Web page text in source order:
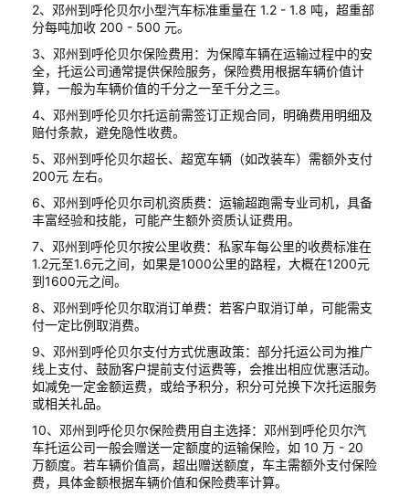
2、邓州到呼伦贝尔小型汽车标准重量在 1.2 - 1.8 吨，超重部
分每吨加收 200 - 500 元。
3、邓州到呼伦贝尔保险费用：为保障车辆在运输过程中的安
全，托运公司通常提供保险服务，保险费用根据车辆价值计
算，一般为车辆价值的千分之一至千分之三。
4、邓州到呼伦贝尔托运前需签订正规合同，明确费用明细及
赔付条款，避免隐性收费。
5、邓州到呼伦贝尔超长、超宽车辆（如改装车）需额外支付
200元 左右。
6、邓州到呼伦贝尔司机资质费：运输超跑需专业司机，具备
丰富经验和技能，可能产生额外资质认证费用。
7、邓州到呼伦贝尔按公里收费：私家车每公里的收费标准在
1.2元至1.6元之间，如果是1000公里的路程，大概在1200元
到1600元之间。
8、邓州到呼伦贝尔取消订单费：若客户取消订单，可能需支
付一定比例取消费。
9、邓州到呼伦贝尔支付方式优惠政策：部分托运公司为推广
线上支付、鼓励客户提前支付运费等，会推出相应优惠活动。
如减免一定金额运费，或给予积分，积分可兑换下次托运服务
或相关礼品。
10、邓州到呼伦贝尔保险费用自主选择：邓州到呼伦贝尔汽
车托运公司一般会赠送一定额度的运输保险，如 10 万 - 20
万额度。若车辆价值高，超出赠送额度，车主需额外支付保险
费，具体金额根据车辆价值和保险费率计算。